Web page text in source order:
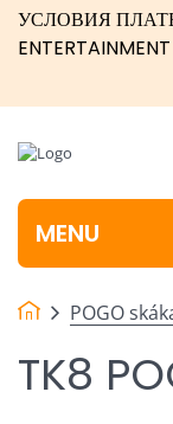
УСЛОВИЯ
ENTERTAINMENT
MENU
POGO
TK8